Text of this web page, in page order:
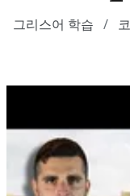
그리스어 학습